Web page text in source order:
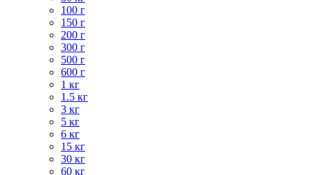
100 г
150 г
200 г
300 г
500 г
600 г
1 кг
1.5 кг
3 кг
5 кг
6 кг
15 кг
30 кг
60 кг